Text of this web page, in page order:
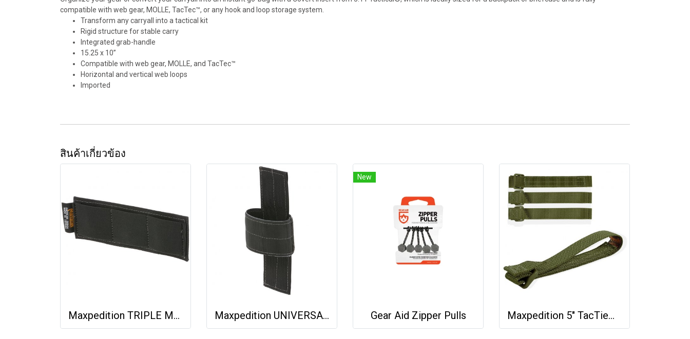
compatible with web gear, MOLLE, TacTec™, or any hook and loop storage system.
Transform any carryall into a tactical kit
Rigid structure for stable carry
Integrated grab-handle
15.25 x 10”
Compatible with web gear, MOLLE, and TacTec™
Horizontal and vertical web loops
Imported
สินค้าเกี่ยวข้อง
Maxpedition TRIPLE MAG HOLDER Maxpedition UNIVERSAL CCW HOLSTER
New
Gear Aid Zipper Pulls Maxpedition 5" TacTie® (Pack of 4)